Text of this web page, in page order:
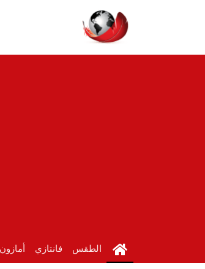
الطقس فانتازي أمازون